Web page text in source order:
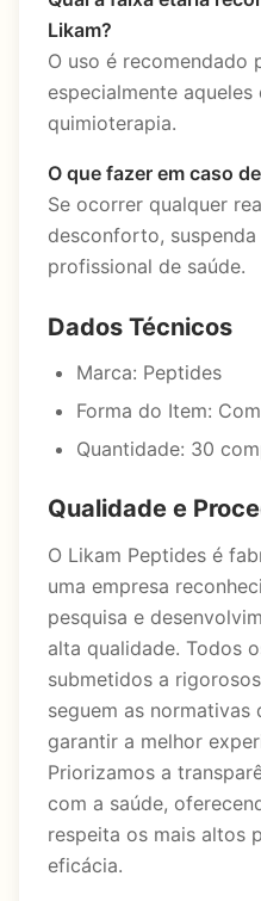
Likam?
O uso é recomendado
especialmente
quimioterapia.
O que fazer em caso
Se ocorrer qualquer
desconforto,
profissional de saúde.
Dados Técnicos
Marca: Peptides
Forma do Item:
Quantidade: 30
Qualidade e
O Likam Peptides é
uma empresa
pesquisa e
alta qualidade. Todos
submetidos a
seguem as normativas
garantir a melhor
Priorizamos a
com a saúde,
respeita os mais altos
eficácia.